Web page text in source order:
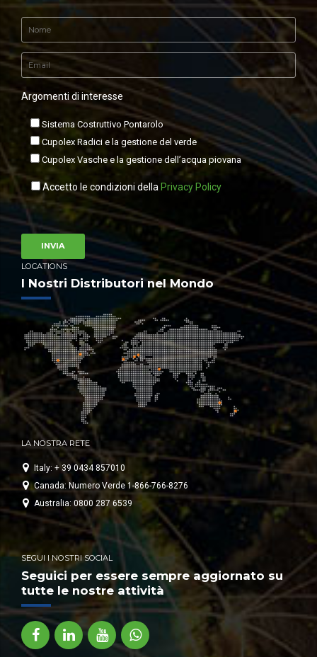
Argomenti di interesse
Sistema Costruttivo Pontarolo
Cupolex Radici e la gestione del verde
Cupolex Vasche e la gestione dell’acqua piovana
Accetto le condizioni della Privacy Policy
LOCATIONS
I Nostri Distributori nel Mondo
LA NOSTRA RETE
Italy: + 39 0434 857010
Canada: Numero Verde 1-866-766-8276
Australia: 0800 287 6539
SEGUI I NOSTRI SOCIAL
Seguici per essere sempre aggiornato su
tutte le nostre attività